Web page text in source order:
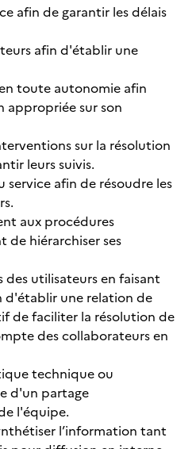
afin de garantir les délais
afin d'établir une
toute autonomie afin
sur son
sur la résolution
leurs suivis.
service afin de résoudre les
aux procédures
de hiérarchiser ses
des utilisateurs en faisant
une relation de
de faciliter la résolution de
des collaborateurs en
technique ou
d'un partage
l'équipe.
l’information tant